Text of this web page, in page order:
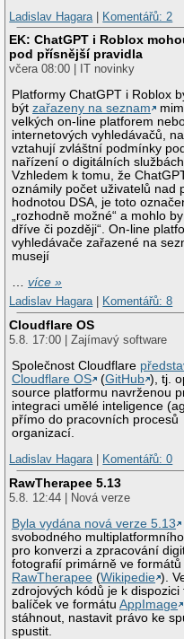
Ladislav Hagara
Komentářů: 2
EK: ChatGPT i Roblox
pod přísnější pravidla
včera 08:00 | IT novinky
Platformy ChatGPT i Roblox
býtzařazeny na seznam
velkých on-line platforem
internetových vyhledávačů,
vztahují zvláštní podmínky
nařízení o digitálních
Vzhledem k tomu, že
oznámily počet uživatelů nad
hodnotou DSA, je toto
„rozhodně možné“ a mohlo
dříve či později“. On-line
vyhledávače zařazené na
musejí
…více »
Ladislav Hagara| Komentářů: 8
Cloudflare OS
5.8. 17:00 | Zajímavý software
Společnost Cloudflare
Cloudflare OS
(GitHub ), tj.
source platformu navrženou
integraci umělé inteligence
přímo do pracovních procesů
organizací.
Ladislav Hagara| Komentářů: 0
RawTherapee 5.13
5.8. 12:44 | Nová verze
Byla vydána nová verze 5.13
svobodného
pro konverzi a zpracování
fotografií primárně ve formátů
RawTherapee (Wikipedie ).
zdrojových kódů je k dispozici
balíček ve formátuAppImage
stáhnout, nastavit právo ke
spustit.